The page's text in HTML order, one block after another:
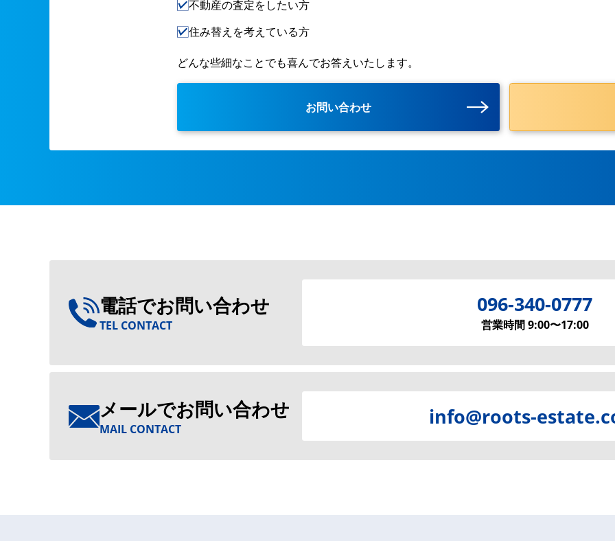
不動産の査定をしたい方
住み替えを考えている方
どんな些細なことでも喜んでお答えいたします。
お問い合わせ
電話でお問い合わせ
TEL CONTACT
096-340-0777
営業時間 9:00〜17:00
メールでお問い合わせ
MAIL CONTACT info@roots-